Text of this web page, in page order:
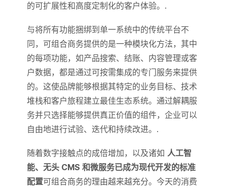
的可扩展性和高度定制化的客户体验。.
与将所有功能捆绑到单一系统中的传统平台不
同，可组合商务提供的是一种模块化方法，其中
的每项功能，如产品搜索、结账、内容管理或客
户数据，都是通过可按需集成的专门服务来提供
的。这使品牌能够根据其特定的业务目标、技术
堆栈和客户旅程建立最佳生态系统。通过解耦服
务并只选择能够提供真正价值的组件，企业可以
自由地进行试验、迭代和持续改进。.
随着数字接触点的成倍增加，以及诸如 人工智
能、无头 CMS 和微服务已成为现代开发的标准
配置可组合商务的理由越来越充分。今天的消费